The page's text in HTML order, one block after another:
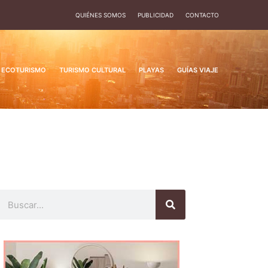
QUIÉNES SOMOS PUBLICIDAD CONTACTO
ECOTURISMO TURISMO CULTURAL PLAYAS GUÍAS VIAJE